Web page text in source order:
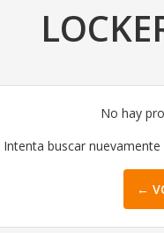
No hay
Intenta buscar
←